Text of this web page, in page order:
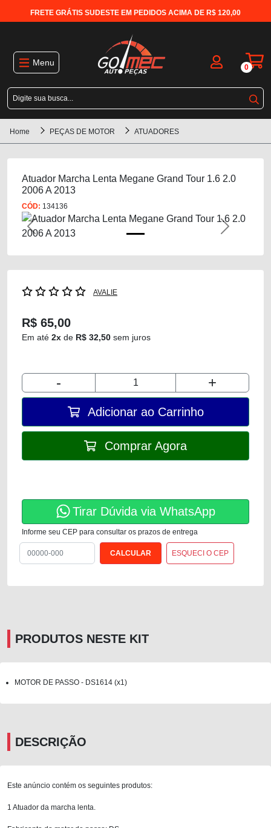
FRETE GRÁTIS SUDESTE EM PEDIDOS ACIMA DE R$ 120,00
Menu 0
Home PEÇAS DE MOTOR ATUADORES
Atuador Marcha Lenta Megane Grand Tour 1.6 2.0
2006 A 2013
CÓD: 134136
Previous Next
AVALIE
R$ 65,00
Em até 2x de R$ 32,50 sem juros
- +
Adicionar ao Carrinho
Comprar Agora
Tirar Dúvida via WhatsApp
Informe seu CEP para consultar os prazos de entrega
ESQUECI O CEP
PRODUTOS NESTE KIT
MOTOR DE PASSO - DS1614 (x1)
DESCRIÇÃO
Este anúncio contém os seguintes produtos:
1 Atuador da marcha lenta.